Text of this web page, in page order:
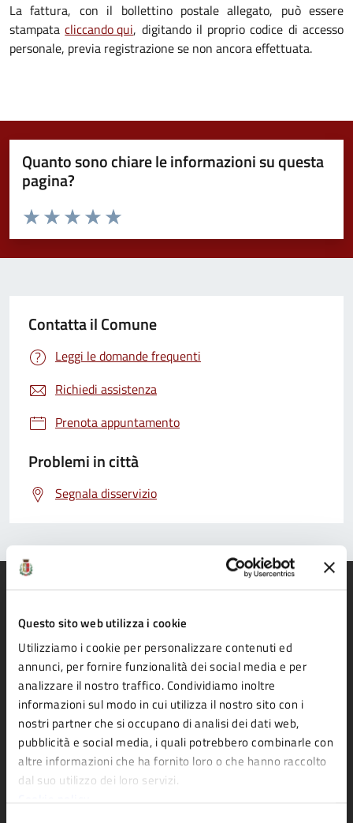
Questo sito web utilizza i cookie
Utilizziamo i cookie per personalizzare contenuti ed
annunci, per fornire funzionalità dei social media e per
analizzare il nostro traffico. Condividiamo inoltre
informazioni sul modo in cui utilizza il nostro sito con i
nostri partner che si occupano di analisi dei dati web,
pubblicità e social media, i quali potrebbero combinarle con
altre informazioni che ha fornito loro o che hanno raccolto
dal suo utilizzo dei loro servizi.
La fattura, con il bollettino postale allegato, può essere
stampatacliccando qui, digitando il proprio codice di accesso
personale, previa registrazione se non ancora effettuata.
Quanto sono chiare le informazioni su questa
pagina?
Valuta da 1 a 5 stelle la pagina
Valuta 5 stelle su 5
Valuta 4 stelle su 5
Valuta 3 stelle su 5
Valuta 2 stelle su 5
Valuta 1 stelle su 5
Contatta il Comune
Leggi le domande frequenti
Richiedi assistenza
Prenota appuntamento
Problemi in città
Segnala disservizio
Comune di Fidenza
AMMINISTRAZIONE
Organi di governo
Aree amministrative
Uffici